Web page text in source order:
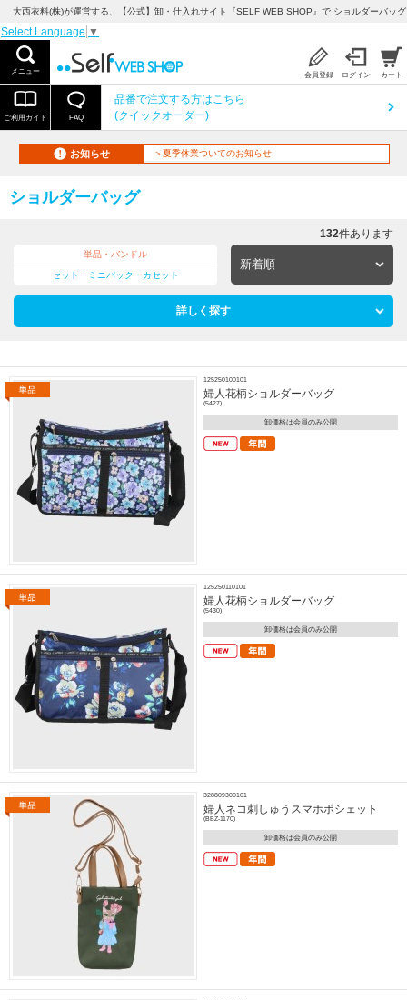
大西衣料(株)が運営する、【公式】卸・仕入れサイト『SELF WEB SHOP』で ショルダーバッ
Select Language ▼
メニュー 会員登録 ログイン カート
ご利用ガイド FAQ
品番で注文する方はこちら
(クイックオーダー)
お知らせ ＞夏季休業ついてのお知らせ
ショルダーバッグ
単品・バンドル
セット・ミニパック・カセット
詳しく探す
132件あります
125250100101
婦人花柄ショルダーバッグ
(5427)
卸価格は会員のみ公開
125250110101
婦人花柄ショルダーバッグ
(5430)
卸価格は会員のみ公開
328809300101
婦人ネコ刺しゅうスマホポシェット
(BBZ-1170)
卸価格は会員のみ公開